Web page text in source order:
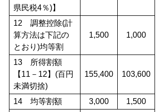
県民税4％)】
12 調整控除(計
算方法は下記の
とおり)均等割
1,500 1,000
13 所得割額
【11－12】(百円
未満切捨)
155,400 103,600
14 均等割額 3,000
1,500